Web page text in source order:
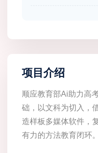
项目介绍
顺应教育部Ai助力高
础，以文科为切入，
造样板多媒体软件，
有力的方法教育闭环。